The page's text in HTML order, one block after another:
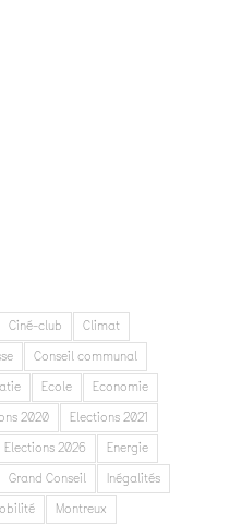
Ciné-club
Climat
Conseil communal
Ecole
Economie
2020
Elections 2021
Elections 2026
Energie
Grand Conseil
Inégalités
Montreux